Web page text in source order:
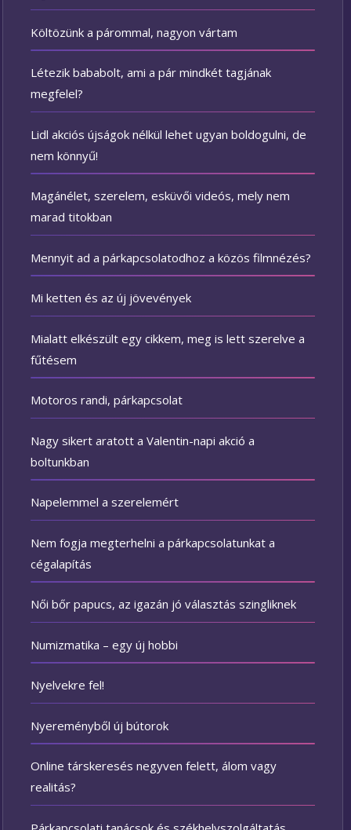
Költözünk a párommal, nagyon vártam
Létezik bababolt, ami a pár mindkét tagjának
megfelel?
Lidl akciós újságok nélkül lehet ugyan boldogulni, de
nem könnyű!
Magánélet, szerelem, esküvői videós, mely nem
marad titokban
Mennyit ad a párkapcsolatodhoz a közös filmnézés?
Mi ketten és az új jövevények
Mialatt elkészült egy cikkem, meg is lett szerelve a
fűtésem
Motoros randi, párkapcsolat
Nagy sikert aratott a Valentin-napi akció a
boltunkban
Napelemmel a szerelemért
Nem fogja megterhelni a párkapcsolatunkat a
cégalapítás
Női bőr papucs, az igazán jó választás szingliknek
Numizmatika – egy új hobbi
Nyelvekre fel!
Nyereményből új bútorok
Online társkeresés negyven felett, álom vagy
realitás?